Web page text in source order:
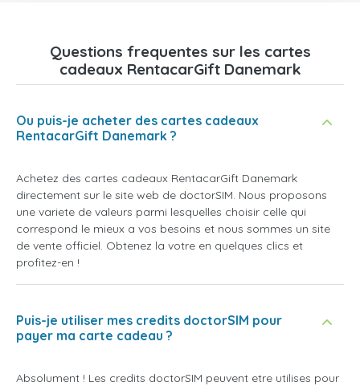
Questions frequentes sur les cartes
cadeaux RentacarGift Danemark
Ou puis-je acheter des cartes cadeaux
RentacarGift Danemark ?
Achetez des cartes cadeaux RentacarGift Danemark
directement sur le site web de doctorSIM. Nous proposons
une variete de valeurs parmi lesquelles choisir celle qui
correspond le mieux a vos besoins et nous sommes un site
de vente officiel. Obtenez la votre en quelques clics et
profitez-en !
Puis-je utiliser mes credits doctorSIM pour
payer ma carte cadeau ?
Absolument ! Les credits doctorSIM peuvent etre utilises pour